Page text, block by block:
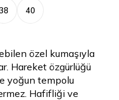
38 40
özel kumaşıyla
Hareket özgürlüğü
yoğun tempolu
Hafifliği ve